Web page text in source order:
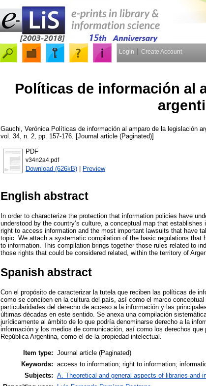
Login Create Account
Políticas de información al
Gauchi, Verónica Políticas de información al amparo de la legislación
vol. 34, n. 2, pp. 157-176. [Journal article (Paginated)]
PDF
v34n2a4.pdf
Download (626kB) | Preview
English abstract
In order to characterize the protection that information policies have
understood by the country’s culture, a conceptual map that
right to access information and the most important lawsuits that have
topic. We attach a systematic compilation of the basic regulations
to information. This compilation brings together those rules related to
those rights that could be considered related, within the territory of
Spanish abstract
Con el propósito de caracterizar la tutela que reciben las políticas de
como se conciben en la cultura del país, así como el marco
particularidades del derecho de acceso a la información y las
últimas décadas en este sentido. Se anexa una compilación
jurídicamente al ámbito de lo que podría denominarse derecho a la
información y los medios de comunicación, así como los derechos
República Argentina, como el de la propiedad intelectual.
Item type: Journal article (Paginated)
Keywords: access to information; right to information;
Subjects: A. Theoretical and general aspects of libraries and